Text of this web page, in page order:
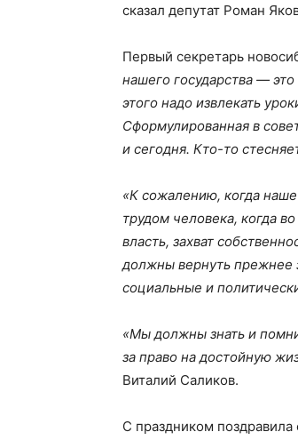
сказал депутат Роман
Первый секретарь
нашего государства —
этого надо извлекать
Сформулированная в
и сегодня. Кто-то
«К сожалению, когда
трудом человека, когда
власть, захват
должны вернуть прежнее
социальные и
«Мы должны знать и
за право на достойную
Виталий Саликов.
С праздником